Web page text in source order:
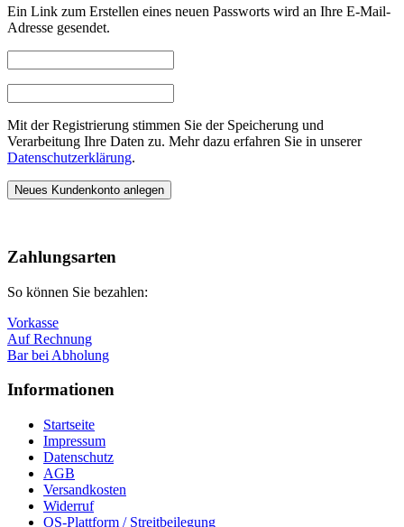
Ein Link zum Erstellen eines neuen Passworts wird an Ihre E-Mail-
Adresse gesendet.
Mit der Registrierung stimmen Sie der Speicherung und
Verarbeitung Ihre Daten zu. Mehr dazu erfahren Sie in unserer
Datenschutzerklärung.
Neues Kundenkonto anlegen
oben
Zahlungsarten
So können Sie bezahlen:
Vorkasse
Auf Rechnung
Bar bei Abholung
Informationen
Startseite
Impressum
Datenschutz
AGB
Versandkosten
Widerruf
OS-Plattform / Streitbeilegung